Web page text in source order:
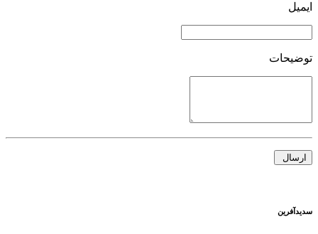
ایمیل
توضیحات
سدید‌آفرین